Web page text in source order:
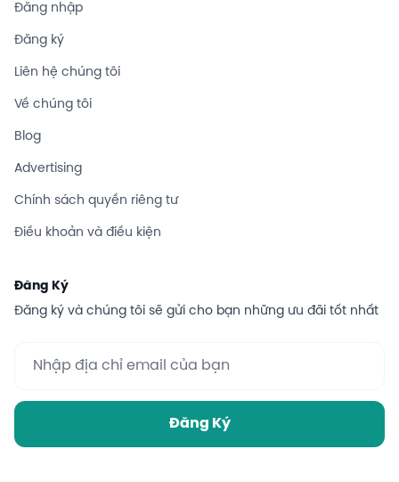
Đăng nhập
Đăng ký
Liên hệ chúng tôi
Về chúng tôi
Blog
Advertising
Chính sách quyền riêng tư
Điều khoản và điều kiện
Đăng Ký
Đăng ký và chúng tôi sẽ gửi cho bạn những ưu đãi tốt nhất
Đăng Ký